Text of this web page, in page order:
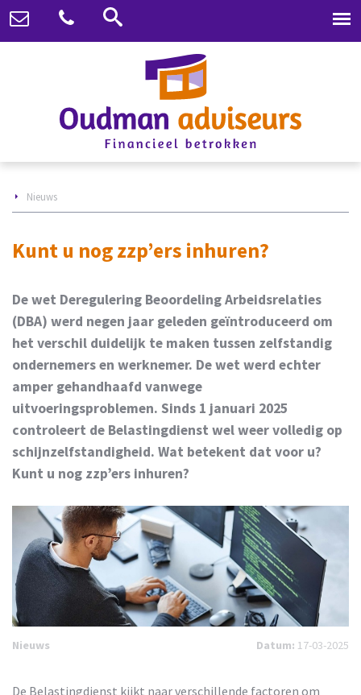
Nieuws
Kunt u nog zzp’ers inhuren?
De wet Deregulering Beoordeling Arbeidsrelaties
(DBA) werd negen jaar geleden geïntroduceerd om
het verschil duidelijk te maken tussen zelfstandig
ondernemers en werknemer. De wet werd echter
amper gehandhaafd vanwege
uitvoeringsproblemen. Sinds 1 januari 2025
controleert de Belastingdienst wel weer volledig op
schijnzelfstandigheid. Wat betekent dat voor u?
Kunt u nog zzp’ers inhuren?
Nieuws Datum: 17-03-2025
De Belastingdienst kijkt naar verschillende factoren om